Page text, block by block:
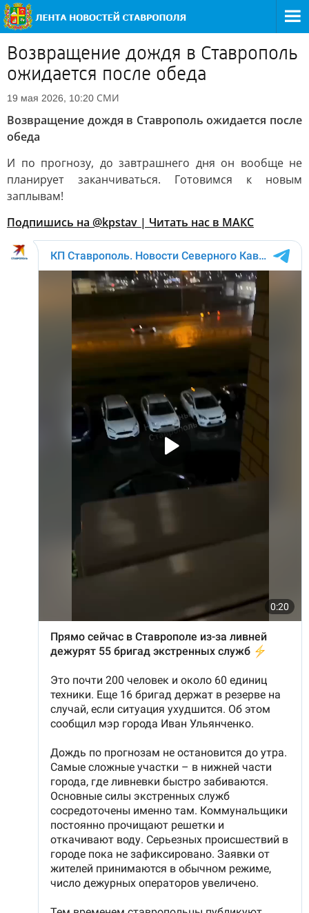
Возвращение дождя в Ставрополь
ожидается после обеда
19 мая 2026, 10:20 СМИ
Возвращение дождя в Ставрополь ожидается после
обеда
И по прогнозу, до завтрашнего дня он вообще не
планирует заканчиваться. Готовимся к новым
заплывам!
Подпишись на @kpstav | Читать нас в МАКС